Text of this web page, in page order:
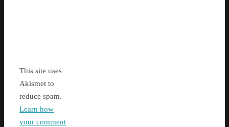
This site uses
Akismet to
reduce spam.
Learn how
your comment